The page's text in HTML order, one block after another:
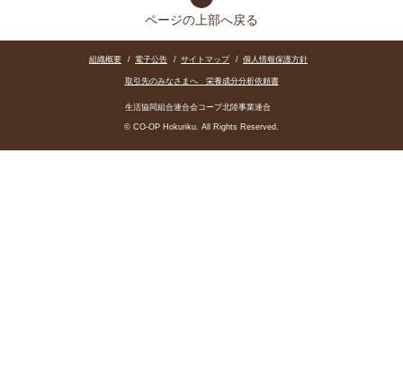
ページの上部へ戻る
組織概要 / 電子公告 / サイトマップ / 個人情報保護方針
取引先のみなさまへ 栄養成分分析依頼書
生活協同組合連合会コープ北陸事業連合
© CO-OP Hokuriku. All Rights Reserved.